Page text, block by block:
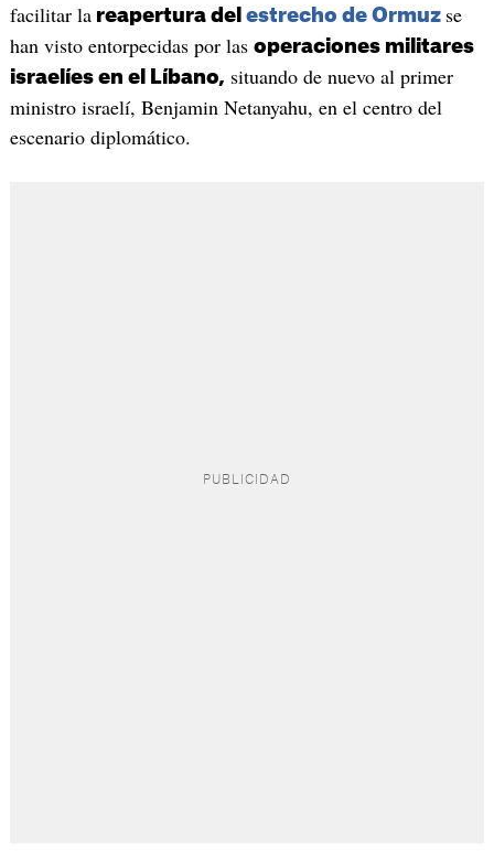
facilitar lareapertura del estrecho de Ormuz se
han visto entorpecidas por las operaciones militares
israelíes en el Líbano, situando de nuevo al primer
ministro israelí, Benjamin Netanyahu, en el centro del
escenario diplomático.